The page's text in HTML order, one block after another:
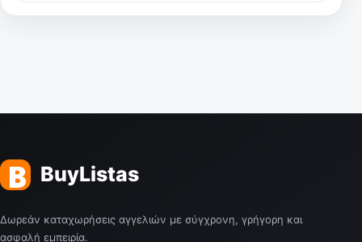
Δωρεάν καταχωρήσεις αγγελιών με σύγχρονη, γρήγορη και
ασφαλή εμπειρία.